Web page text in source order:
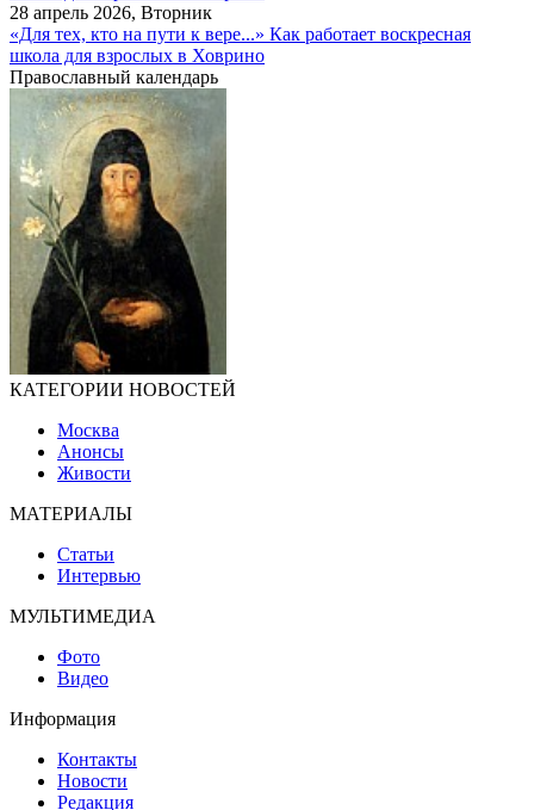
28 апрель 2026, Вторник
«Для тех, кто на пути к вере...» Как работает воскресная
школа для взрослых в Ховрино
Православный календарь
КАТЕГОРИИ НОВОСТЕЙ
Москва
Анонсы
Живости
МАТЕРИАЛЫ
Статьи
Интервью
МУЛЬТИМЕДИА
Фото
Видео
Информация
Контакты
Новости
Редакция